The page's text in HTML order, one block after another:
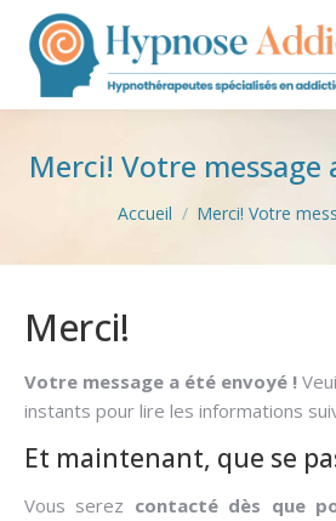
Merci! Votre message
Vous êtes ici :
Accueil Merci! Votre
Merci!
Votre message a été envoyé !
instants pour lire les informations
Et maintenant, que se
Vous serez contacté dès que